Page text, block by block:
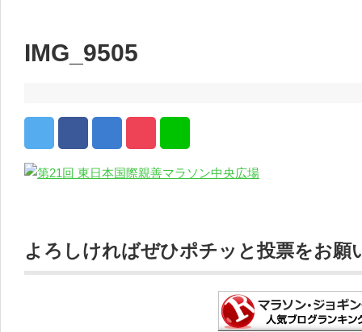
IMG_9505
よろしければぜひポチッと投票をお願